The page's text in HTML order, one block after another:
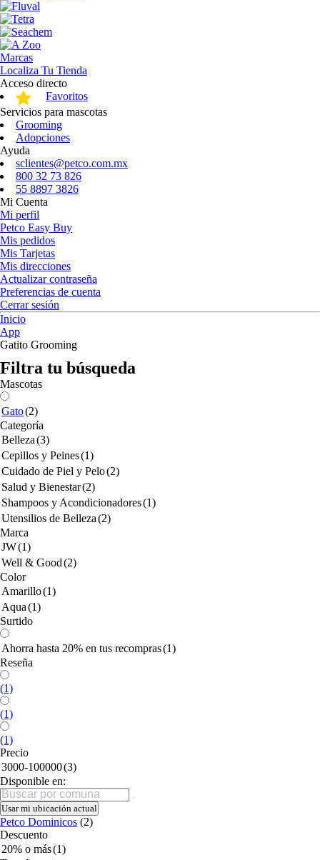
Marcas
Localiza Tu Tienda
Acceso directo
Favoritos
Servicios para mascotas
Grooming
Adopciones
Ayuda
sclientes@petco.com.mx
800 32 73 826
55 8897 3826
Mi Cuenta
Mi perfil
Petco Easy Buy
Mis pedidos
Mis Tarjetas
Mis direcciones
Actualizar contraseña
Preferencias de cuenta
Cerrar sesión
Inicio
App
Gatito Grooming
Filtra tu búsqueda
Mascotas
Gato(2)
Categoría
Belleza(3)
Cepillos y Peines(1)
Cuidado de Piel y Pelo(2)
Salud y Bienestar(2)
Shampoos y Acondicionadores(1)
Utensilios de Belleza(2)
Marca
JW(1)
Well & Good(2)
Color
Amarillo(1)
Aqua(1)
Surtido
Ahorra hasta 20% en tus recompras(1)
Reseña
(1)
(1)
(1)
Precio
3000-100000(3)
Disponible en:
Buscar
Usar mi ubicación actual
Petco Dominicos (2)
Descuento
20% o más(1)